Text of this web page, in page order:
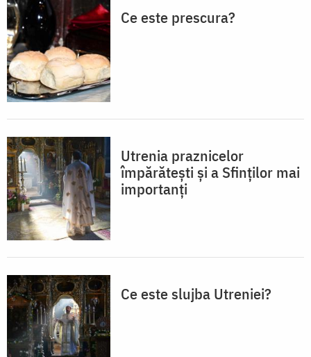
Ce este prescura?
Utrenia praznicelor
împărătești și a Sfinților mai
importanți
Ce este slujba Utreniei?